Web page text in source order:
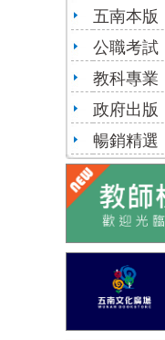
五南本版
公職考試
教科專業
政府出版
暢銷精選